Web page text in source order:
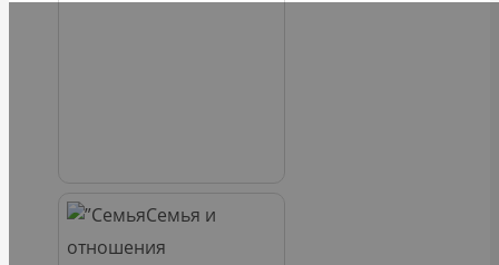
Семья и
отношения